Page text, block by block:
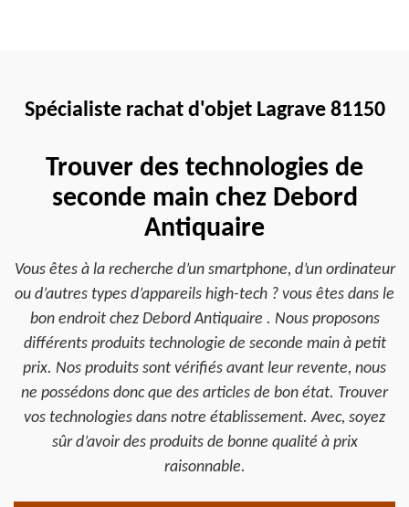
Spécialiste rachat d'objet Lagrave 81150
Trouver des technologies de
seconde main chez Debord
Antiquaire
Vous êtes à la recherche d’un smartphone, d’un ordinateur
ou d’autres types d’appareils high-tech ? vous êtes dans le
bon endroit chez Debord Antiquaire . Nous proposons
différents produits technologie de seconde main à petit
prix. Nos produits sont vérifiés avant leur revente, nous
ne possédons donc que des articles de bon état. Trouver
vos technologies dans notre établissement. Avec, soyez
sûr d’avoir des produits de bonne qualité à prix
raisonnable.